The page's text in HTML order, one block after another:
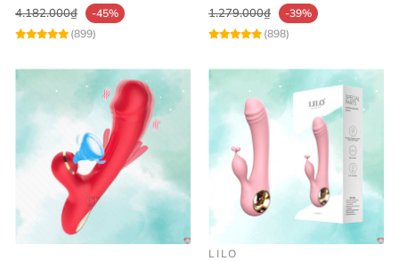
4.182.000₫
-45%
(899)
1.279.000₫
-39%
(898)
LILO